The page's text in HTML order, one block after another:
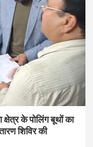
के पोलिंग बूथों का
शिविर की